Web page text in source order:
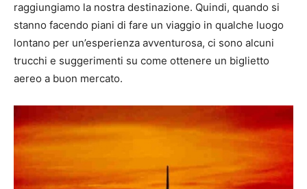
raggiungiamo la nostra destinazione. Quindi, quando si
stanno facendo piani di fare un viaggio in qualche luogo
lontano per un’esperienza avventurosa, ci sono alcuni
trucchi e suggerimenti su come ottenere un biglietto
aereo a buon mercato.